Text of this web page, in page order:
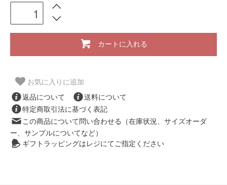
カートに入れる
お気に入りに追加
返品について
送料について
特定商取引法に基づく表記
この商品について問い合わせる（在庫状況、サイズオーダ
ー、サンプルについてなど）
ギフトラッピングはレジにてご指定ください